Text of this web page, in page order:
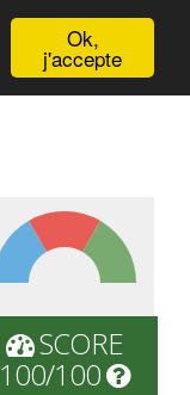
Ok,
j'accepte
SCORE
100/100